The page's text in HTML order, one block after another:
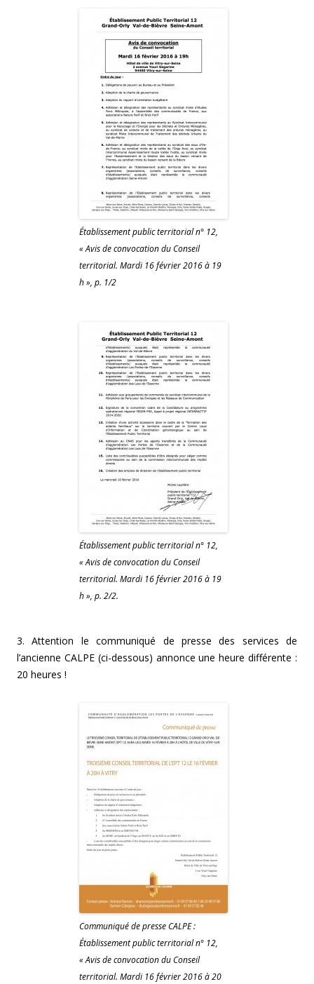
Établissement public territorial n° 12,
« Avis de convocation du Conseil
territorial. Mardi 16 février 2016 à 19
h », p. 1/2
Établissement public territorial n° 12,
« Avis de convocation du Conseil
territorial. Mardi 16 février 2016 à 19
h », p. 2/2.
3. Attention le communiqué de presse des services de
l’ancienne CALPE (ci-dessous) annonce une heure différente :
20 heures !
Communiqué de presse CALPE :
Établissement public territorial n° 12,
« Avis de convocation du Conseil
territorial. Mardi 16 février 2016 à 20